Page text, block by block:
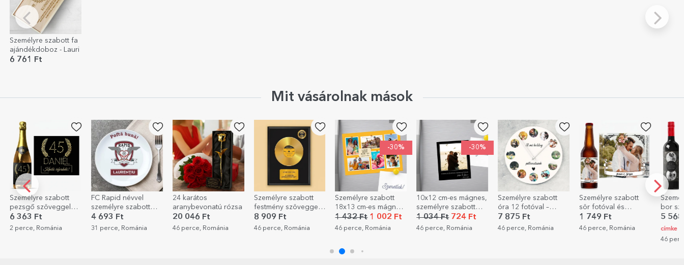
Személyre szabott fa
ajándékdoboz - Lauri
6 761 Ft
Mit vásárolnak mások
-
FC Rapid névvel
személyre szabott
31 perce, Románia
24 karátos
aranybevonatú rózsa
46 perce, Románia
Személyre szabott
festmény szöveggel -
Az Arany Lemez
8 909 Ft
46 perce, Románia
-30%
Személyre szabott
18x13 cm-es mágnes
szöveggel – Emlékek
1 002 Ft
46 perce, Románia
-30%
10x12 cm-es mágnes,
személyre szabott
fotóval és szöveggel
- Emlékek
1 034 Ft 724 Ft
46 perce, Románia
Személyre szabott
óra 12 fotóval –
Pillanataink
7 875 Ft
46 perce, Románia
Személyre szabott
sör fotóval és
46 perce, Románia
Személyre szabott
bor szöveggel és 2
fotóval - Évforduló
/ 2 EUR
címke
46 perce, Románia